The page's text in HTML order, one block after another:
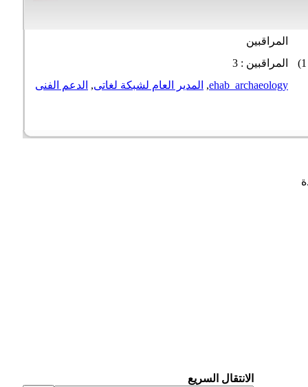
المراقبين
المراقبين : 3
ehab_archaeology
,المدير العام لشبكة لغاتى ,الدعم الفنى
الانتقال السريع